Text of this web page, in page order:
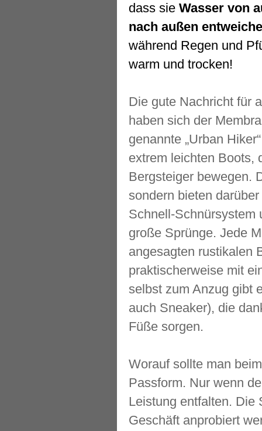
dass sie Wasser von
nach außen
während Regen und
warm und trocken!
Die gute Nachricht für
haben sich der
genannte „Urban
extrem leichten Boots,
Bergsteiger bewegen.
sondern bieten
Schnell-Schnürsystem
große Sprünge. Jede
angesagten rustikalen
praktischerweise mit
selbst zum Anzug gibt
auch Sneaker), die
Füße sorgen.
Worauf sollte man
Passform. Nur wenn
Leistung entfalten. Die
Geschäft anprobiert